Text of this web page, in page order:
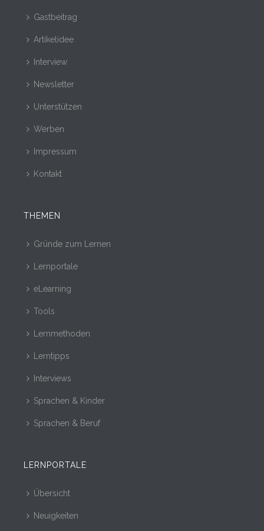
Gastbeitrag
Artikelidee
Interview
Newsletter
Unterstützen
Werben
Impressum
Kontakt
THEMEN
Gründe zum Lernen
Lernportale
eLearning
Tools
Lernmethoden
Lerntipps
Interviews
Sprachen & Kinder
Sprachen & Beruf
LERNPORTALE
Übersicht
Neuigkeiten